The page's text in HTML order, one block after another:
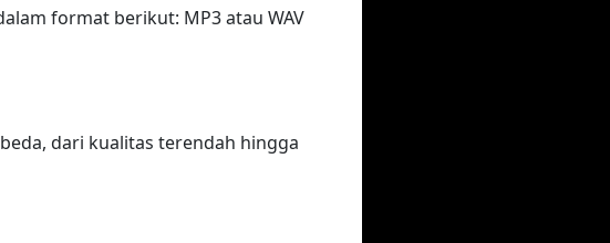
format berikut: MP3 atau WAV
dari kualitas terendah hingga